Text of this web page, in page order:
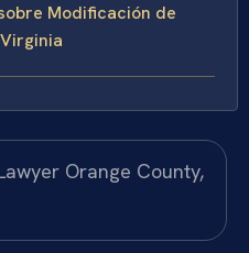
Modificación de